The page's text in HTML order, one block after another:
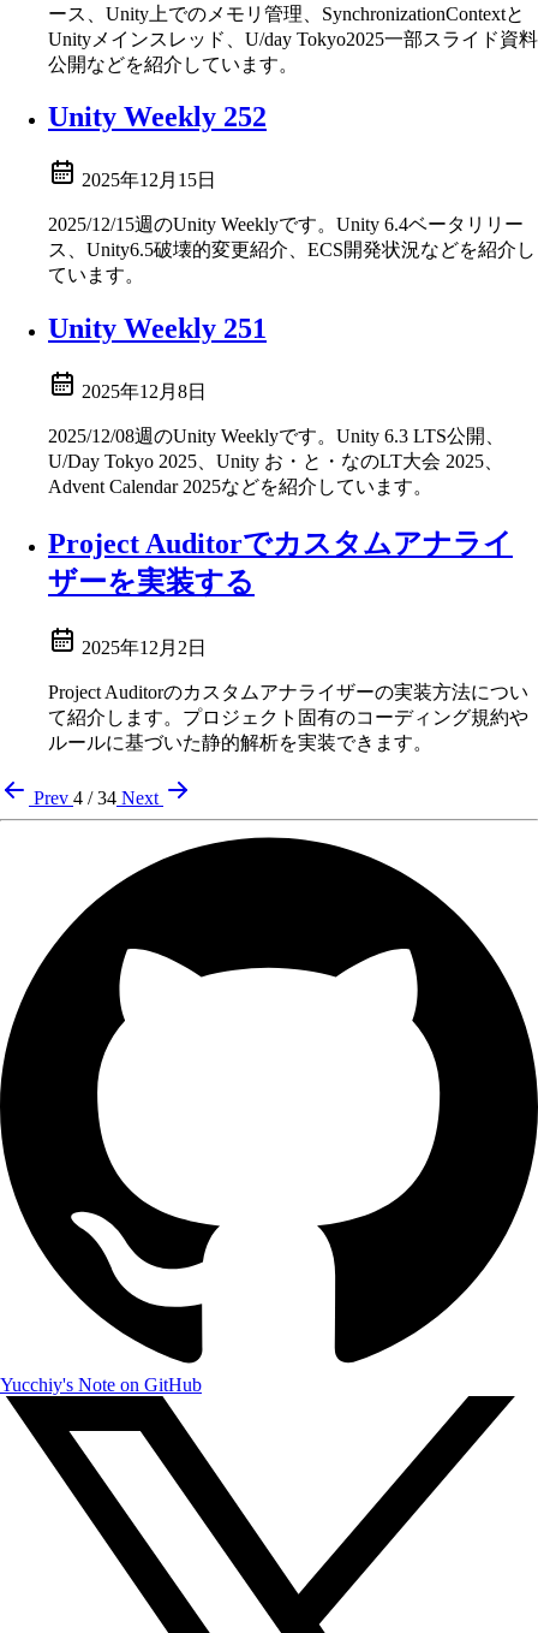
ース、Unity上でのメモリ管理、SynchronizationContextと
Unityメインスレッド、U/day Tokyo2025一部スライド資料
公開などを紹介しています。
Unity Weekly 252
2025年12月15日
2025/12/15週のUnity Weeklyです。Unity 6.4ベータリリー
ス、Unity6.5破壊的変更紹介、ECS開発状況などを紹介し
ています。
Unity Weekly 251
2025年12月8日
2025/12/08週のUnity Weeklyです。Unity 6.3 LTS公開、
U/Day Tokyo 2025、Unity お・と・なのLT大会 2025、
Advent Calendar 2025などを紹介しています。
Project Auditorでカスタムアナライ
ザーを実装する
2025年12月2日
Project Auditorのカスタムアナライザーの実装方法につい
て紹介します。プロジェクト固有のコーディング規約や
ルールに基づいた静的解析を実装できます。
Prev 4 / 34 Next
Yucchiy's Note on GitHub